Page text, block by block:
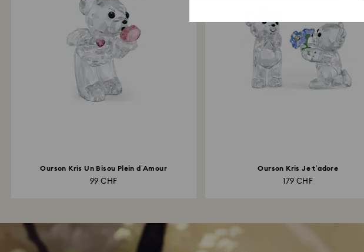
Ourson Kris Un Bisou Plein d’Amour
99 CHF
Ourson Kris Je t’adore
179 CHF